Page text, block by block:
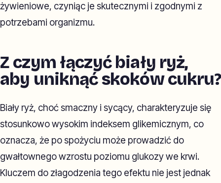
żywieniowe, czyniąc je skutecznymi i zgodnymi z
potrzebami organizmu.
Z czym łączyć biały ryż,
aby uniknąć skoków cukru?
Biały ryż, choć smaczny i sycący, charakteryzuje się
stosunkowo wysokim indeksem glikemicznym, co
oznacza, że po spożyciu może prowadzić do
gwałtownego wzrostu poziomu glukozy we krwi.
Kluczem do złagodzenia tego efektu nie jest jednak